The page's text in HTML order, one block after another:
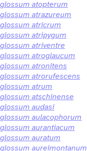
atopterum
atrazureum
atricrum
atripygum
atriventre
atroglaucum
atronitens
atrorufescens
atrum
atschinense
audasi
aulacophorum
aurantiacum
auratum
aureimontanum